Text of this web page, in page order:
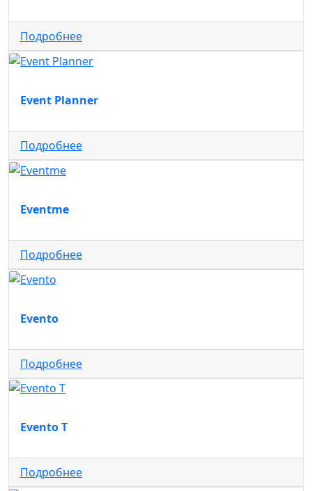
Подробнее
Event Planner
Подробнее
Eventme
Подробнее
Evento
Подробнее
Evento T
Подробнее